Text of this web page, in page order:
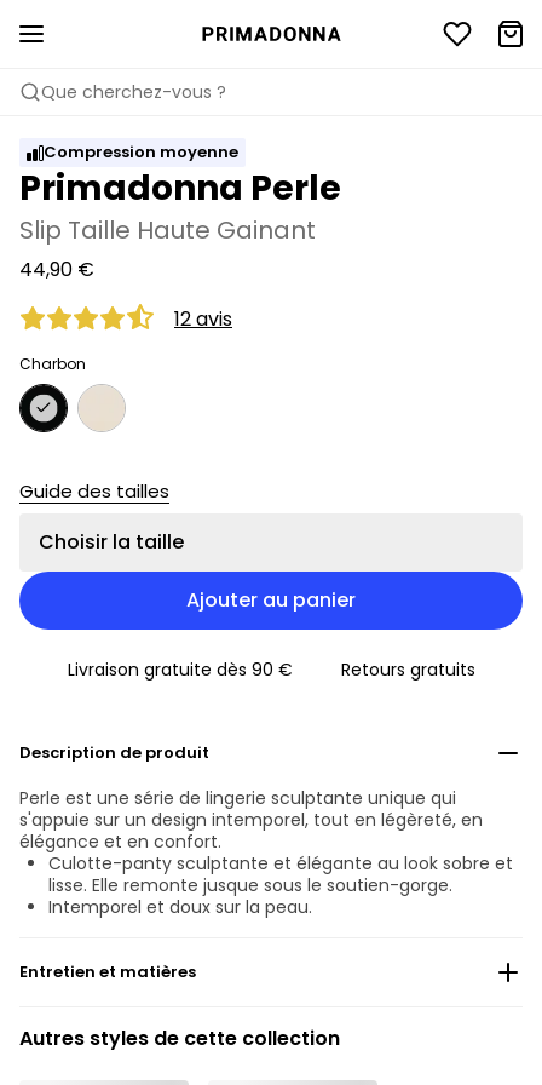
Que cherchez-vous ?
Compression moyenne
Primadonna Perle
Slip Taille Haute Gainant
44,90 €
12 avis
Charbon
Guide des tailles
Choisir la taille
Ajouter au panier
Livraison gratuite dès 90 € Retours gratuits
Description de produit
Perle est une série de lingerie sculptante unique qui
s'appuie sur un design intemporel, tout en légèreté, en
élégance et en confort.
Culotte-panty sculptante et élégante au look sobre et
lisse. Elle remonte jusque sous le soutien-gorge.
Intemporel et doux sur la peau.
Entretien et matières
Lavage professionnel exclu
Séchage à la machine exclu
Autres styles de cette collection